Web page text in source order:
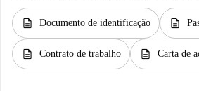
description Documento de identificação description
description Contrato de trabalho description Carta de